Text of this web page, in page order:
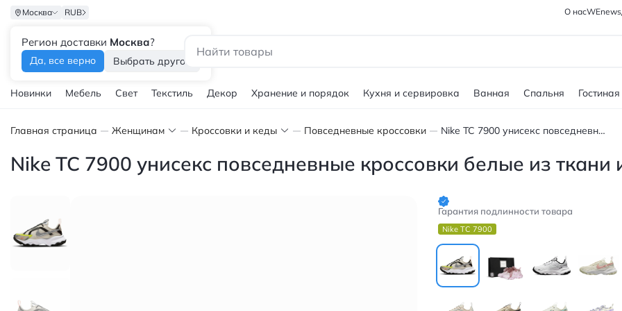
Москва
Регион доставки Москва?
Да, все верно Выбрать другой
RUB О насWEnews
Новинки Мебель Свет Текстиль Декор Хранение и порядок Кухня и сервировка Ванная Спальня Гостиная
Главная страница Женщинам Кроссовки и кеды Повседневные кроссовки Nike TC 7900 унисекс повседневные кроссовки белые из ткани и синтетики
Nike TC 7900 унисекс повседневные кроссовки белые из ткани
Гарантия подлинности товара
Nike TC 7900